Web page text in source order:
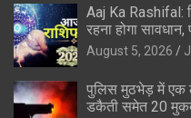
Aaj Ka Rashifal:
रहना होगा
August 5, 2026
पुलिस मुठभेड़ में एक
डकैती समेत 20